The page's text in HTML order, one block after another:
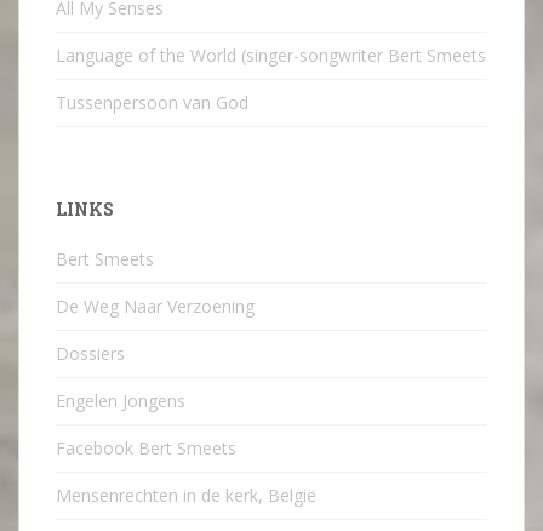
All My Senses
Language of the World (singer-songwriter Bert Smeets
Tussenpersoon van God
LINKS
Bert Smeets
De Weg Naar Verzoening
Dossiers
Engelen Jongens
Facebook Bert Smeets
Mensenrechten in de kerk, België